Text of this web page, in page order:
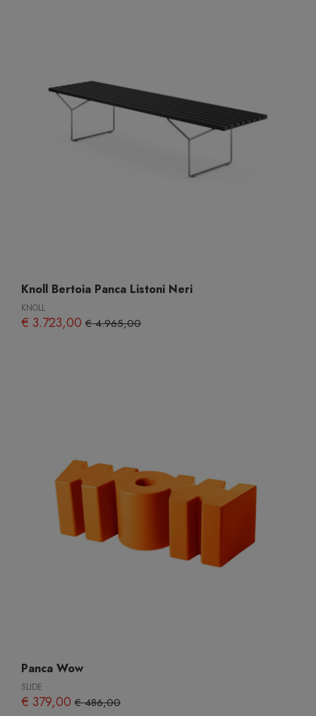
Knoll Bertoia Panca Listoni Neri
KNOLL
€ 3.723,00 € 4.965,00
Panca Wow
SLIDE
€ 379,00 € 486,00